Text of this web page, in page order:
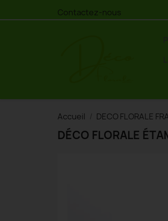
Contactez-nous
Accueil DECO FLORALE
DÉCO FLORALE